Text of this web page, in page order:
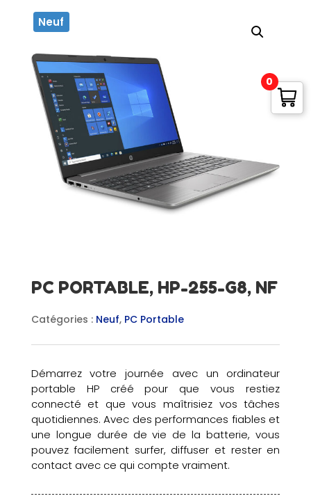
Neuf
PC PORTABLE, HP-255-G8, NF
Catégories : Neuf, PC Portable
Démarrez votre journée avec un ordinateur
portable HP créé pour que vous restiez
connecté et que vous maîtrisiez vos tâches
quotidiennes. Avec des performances fiables et
une longue durée de vie de la batterie, vous
pouvez facilement surfer, diffuser et rester en
contact avec ce qui compte vraiment.
0